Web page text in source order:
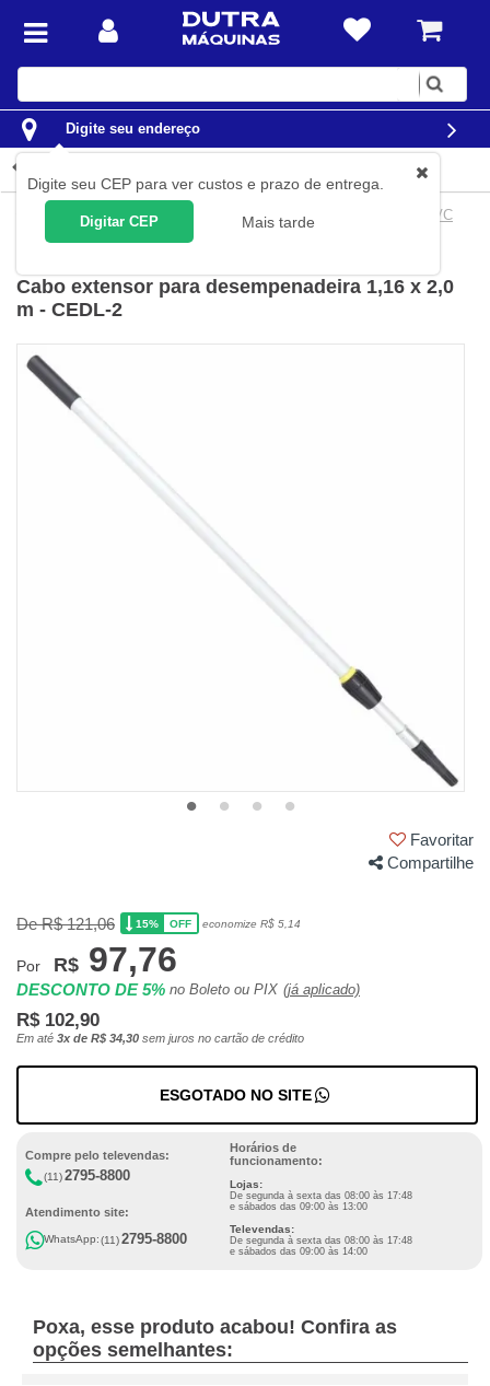
Digite
Digite seu endereço
Digite seu CEP para ver custos e prazo de entrega.
Digitar CEP Mais tarde
Construção Civil Desempenadeiras Desempenadeira de PVC
Cabo extensor para desempenadeira 1,16 x 2,0
m - CEDL-2
Favoritar
Compartilhe
De R$ 121,06 15% OFF economize R$ 5,14
Por R$ 97,76
DESCONTO DE 5% no Boleto ou PIX (já aplicado)
R$ 102,90
Em até 3x de R$ 34,30 sem juros no cartão de crédito
ESGOTADO NO SITE
Compre pelo televendas:
(11)2795-8800
Atendimento site:
WhatsApp:(11)2795-8800
Horários de
funcionamento:
Lojas:
De segunda à sexta das 08:00 às 17:48
e sábados das 09:00 às 13:00
Televendas:
De segunda à sexta das 08:00 às 17:48
e sábados das 09:00 às 14:00
Poxa, esse produto acabou! Confira as
opções semelhantes: